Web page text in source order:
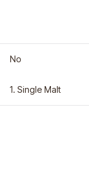
No
1. Single Malt